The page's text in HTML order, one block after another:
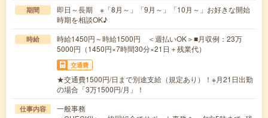
期間
即日～長期 ※「8月～」「9月～」「10月～」お好きな開始
時期を相談OK♪
時給
時給1450円～時給1500円 ＜週払いOK＞■月収例：23万
5000円（1450円×7時間30分×21日＋残業代）
交通費
★交通費1500円/日まで別途支給（規定あり）！※月21日出勤
の場合「3万1500円/月」！
仕事内容
一般事務